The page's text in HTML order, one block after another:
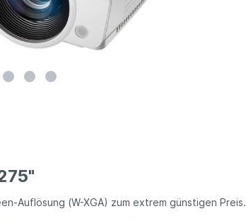
Auflösung (W-XGA) zum extrem günstigen Preis.